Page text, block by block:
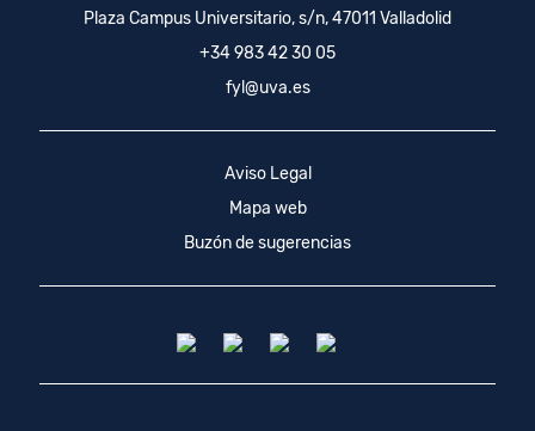
Plaza Campus Universitario, s/n, 47011 Valladolid
+34 983 42 30 05
fyl@uva.es
Aviso Legal
Mapa web
Buzón de sugerencias